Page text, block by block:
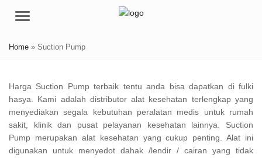
Menu
Home » Suction Pump
Harga Suction Pump terbaik tentu anda bisa dapatkan di fulki
hasya. Kami adalah distributor alat kesehatan terlengkap yang
menyediakan segala kebutuhan peralatan medis untuk rumah
sakit, klinik dan pusat pelayanan kesehatan lainnya. Suction
Pump merupakan alat kesehatan yang cukup penting. Alat ini
digunakan untuk menyedot dahak /lendir / cairan yang tidak